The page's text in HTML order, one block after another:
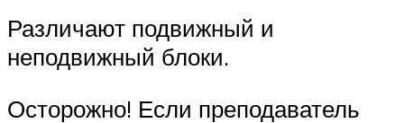
Различают подвижный и
неподвижный блоки.
Осторожно! Если преподаватель